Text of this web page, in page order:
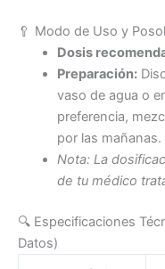
🥄 Modo de Uso y
Dosis
Preparación:
vaso de agua o
preferencia,
por las mañanas.
Nota: La
de tu médico
🔍 Especificaciones
Datos)